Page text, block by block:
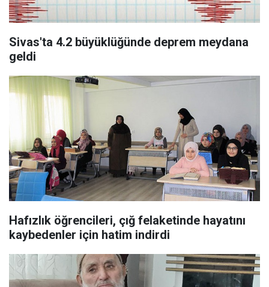
Sivas'ta 4.2 büyüklüğünde deprem meydana
geldi
Hafızlık öğrencileri, çığ felaketinde hayatını
kaybedenler için hatim indirdi